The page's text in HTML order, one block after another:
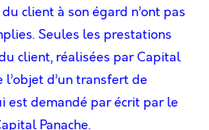
client à son égard n’ont pas
Seules les prestations
client, réalisées par Capital
l’objet d’un transfert de
est demandé par écrit par le
Panache.